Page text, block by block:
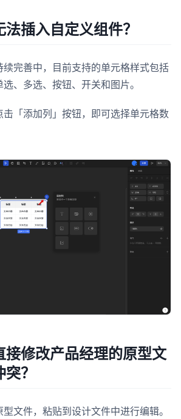
插入自定义组件？
续完善中，目前支持的单元格样式包括
、多选、按钮、开关和图片。
击「添加列」按钮，即可选择单元格数
接修改产品经理的原型文
？
文件，粘贴到设计文件中进行编辑。